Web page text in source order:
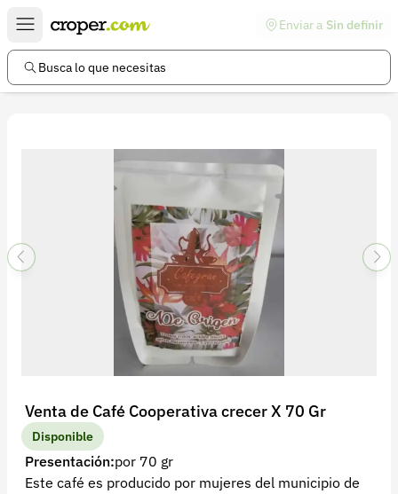
Enviar a Sin definir
Busca lo que necesitas
Venta de Café Cooperativa crecer X 70 Gr
Disponible
Presentación:por 70 gr
Este café es producido por mujeres del municipio de
Enlaces de interés
Preguntas frecuentes
Información legal
Términos y condiciones
Política de devoluciones
Política de privacidad
Recuperar contraseña
Contacto
Soporte